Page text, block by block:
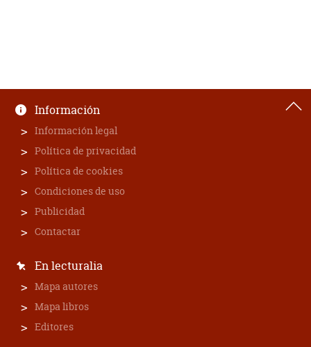
Información
Información legal
Política de privacidad
Política de cookies
Condiciones de uso
Publicidad
Contactar
En lecturalia
Mapa autores
Mapa libros
Editores